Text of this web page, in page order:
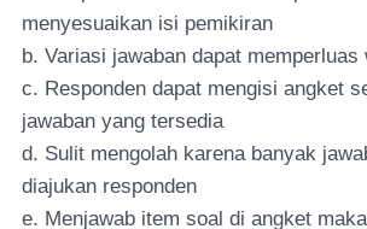
menyesuaikan isi pemikiran
b. Variasi jawaban dapat memperluas
c. Responden dapat mengisi angket
jawaban yang tersedia
d. Sulit mengolah karena banyak
diajukan responden
e. Menjawab item soal di angket